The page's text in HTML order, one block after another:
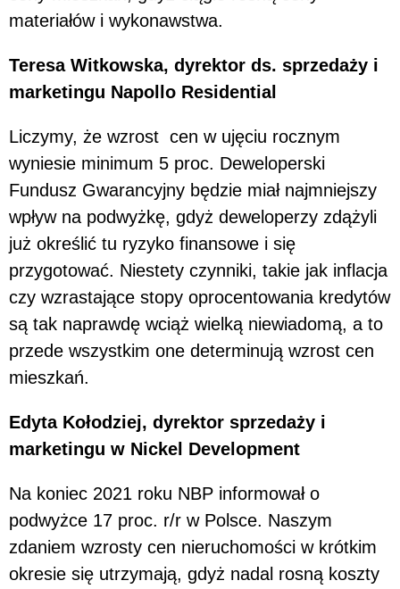
materiałów i wykonawstwa.
Teresa Witkowska, dyrektor ds. sprzedaży i
marketingu Napollo Residential
Liczymy, że wzrost cen w ujęciu rocznym
wyniesie minimum 5 proc. Deweloperski
Fundusz Gwarancyjny będzie miał najmniejszy
wpływ na podwyżkę, gdyż deweloperzy zdążyli
już określić tu ryzyko finansowe i się
przygotować. Niestety czynniki, takie jak inflacja
czy wzrastające stopy oprocentowania kredytów
są tak naprawdę wciąż wielką niewiadomą, a to
przede wszystkim one determinują wzrost cen
mieszkań.
Edyta Kołodziej, dyrektor sprzedaży i
marketingu w Nickel Development
Na koniec 2021 roku NBP informował o
podwyżce 17 proc. r/r w Polsce. Naszym
zdaniem wzrosty cen nieruchomości w krótkim
okresie się utrzymają, gdyż nadal rosną koszty